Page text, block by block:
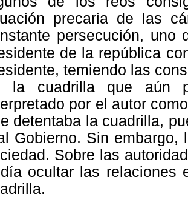
precaria de las
persecución, uno
de la república
temiendo las
la cuadrilla que aún
por el autor
detentaba la cuadrilla,
Gobierno. Sin
Sobre las
ocultar las relaciones